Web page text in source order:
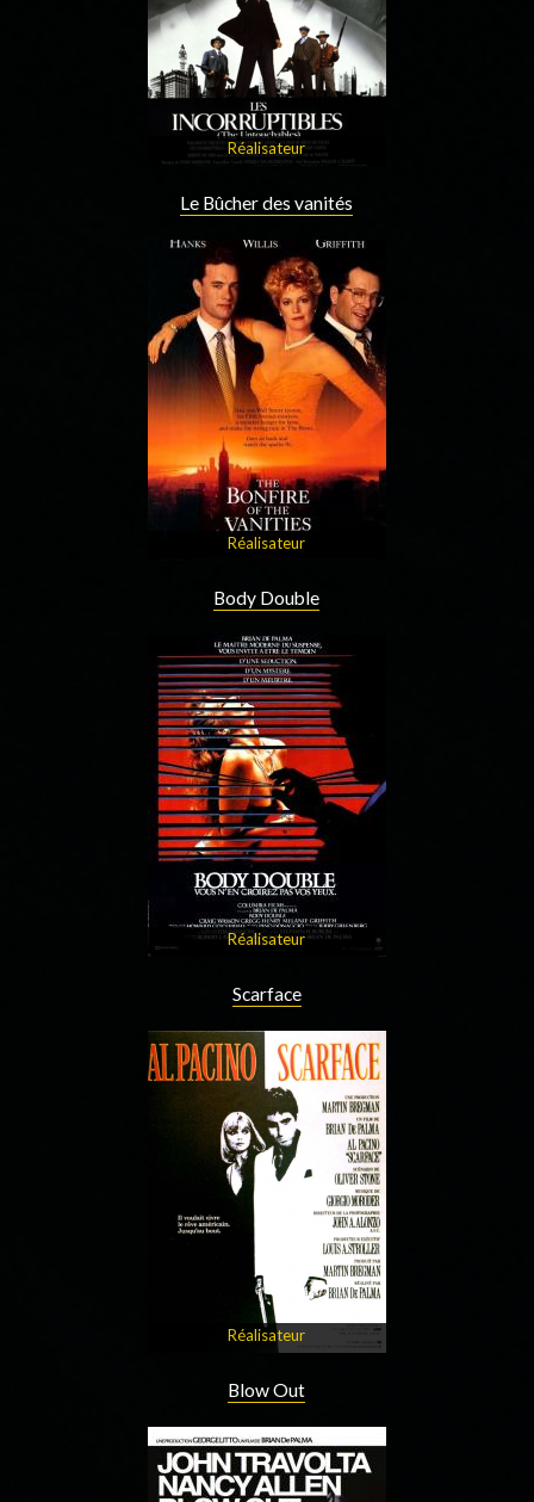
Réalisateur
Le Bûcher des vanités
Réalisateur
Body Double
Réalisateur
Scarface
Réalisateur
Blow Out